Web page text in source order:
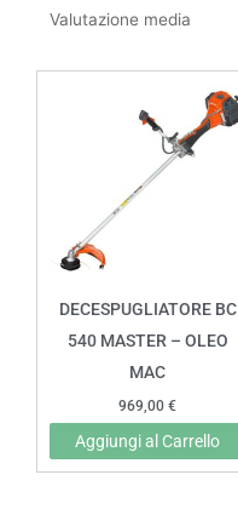
DECESPUGLIATORE BC
540 MASTER – OLEO
MAC
969,00 €
Aggiungi al Carrello